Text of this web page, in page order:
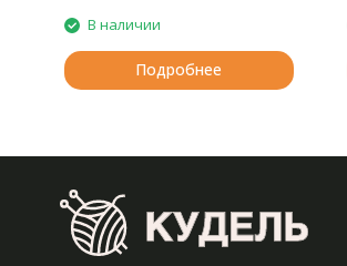
В наличии
Подробнее